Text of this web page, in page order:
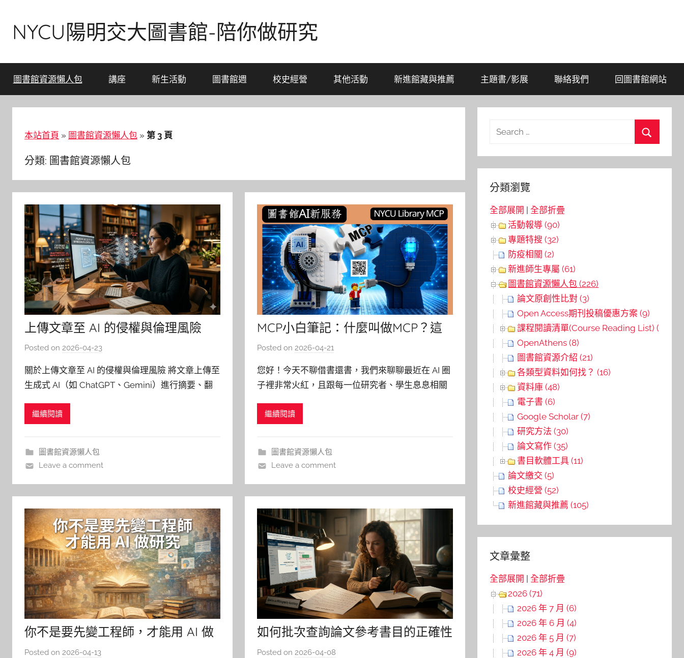
contentNYCU陽明交大圖書館-陪你做研究
圖書館資源懶人包 講座 新生活動 圖書館週 校史經營 其他活動 新進館藏與推薦 主題書/影展 聯絡我們 回圖書館網站
本站首頁 » 圖書館資源懶人包 » 第 3 頁
分類: 圖書館資源懶人包
上傳文章至 AI 的侵權與倫理風險
Posted on 2026-04-23
c
y
關於上傳文章至 AI 的侵權與倫理風險 將文章上傳至
生成式 AI（如 ChatGPT、Gemini）進行摘要、翻
合約三個層面的規範。 一、 依據《中央研究院使用
繼續閱讀
圖書館資源懶人包
Leave a comment
MCP小白筆記：什麼叫做MCP？這
跟我有什麼關係？
Posted on2026-04-21
湯
春
您好！今天不聊借書還書，我們來聊聊最近在 AI 圈
子裡非常火紅，且跟每一位研究者、學生息息相關
下，你請了一位全世界最聰明的私人秘書（AI），
繼續閱讀
圖書館資源懶人包
Leave a comment
你不是要先變工程師，才能用 AI 做
研究
Posted on 2026-04-13
如何批次查詢論文參考書目的正確性
Posted on2026-04-08
Search
分類瀏覽
全部展開 |全部折疊
活動報導 (90)
專題特搜 (32)
防疫相關 (2)
新進師生專屬 (61)
圖書館資源懶人包 (226)
論文原創性比對 (3)
Open Access期刊投稿優惠方案 (9)
課程閱讀清單(Course Reading List) (6)
OpenAthens (8)
圖書館資源介紹 (21)
各類型資料如何找？ (16)
資料庫 (48)
電子書 (6)
Google Scholar (7)
研究方法 (30)
論文寫作 (35)
書目軟體工具 (11)
論文繳交 (5)
校史經營 (52)
新進館藏與推薦 (105)
文章彙整
全部展開 |全部折疊
2026 (71)
2026 年 7 月 (6)
2026 年 6 月 (4)
2026 年 5 月 (7)
2026 年 4 月 (9)